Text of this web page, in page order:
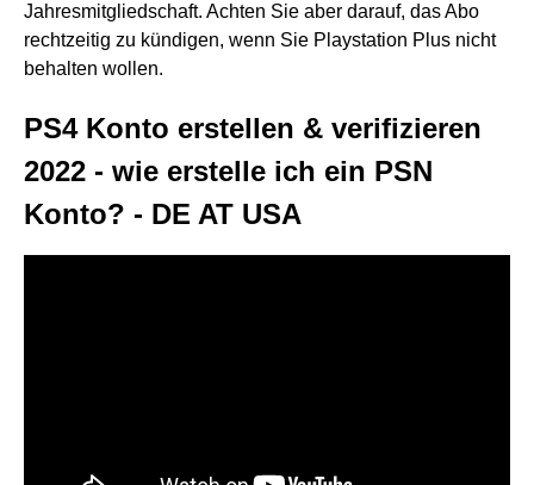
Jahresmitgliedschaft. Achten Sie aber darauf, das Abo
rechtzeitig zu kündigen, wenn Sie Playstation Plus nicht
behalten wollen.
PS4 Konto erstellen & verifizieren
2022 - wie erstelle ich ein PSN
Konto? - DE AT USA